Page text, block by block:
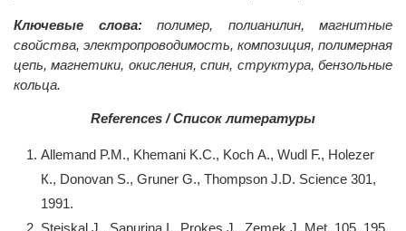
Ключевые слова:полимер, полианилин, магнитные
свойства, электропроводимость, композиция, полимерная
цепь, магнетики, окисления, спин, структура, бензольные
кольца.
References / Список литературы
Allemand P.M., Khemani K.C., Koch А., Wudl F., Holezer
К., Donovan S., Gruner G., Thompson J.D. Science 301,
1991.
Stejskal J., Sapurina I., Prokes J., Zemek J. Met. 105. 195,